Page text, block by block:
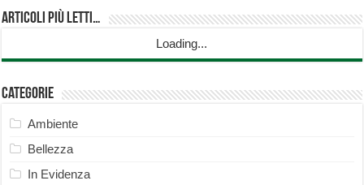
Articoli più Letti…
Loading...
Categorie
Ambiente
Bellezza
In Evidenza